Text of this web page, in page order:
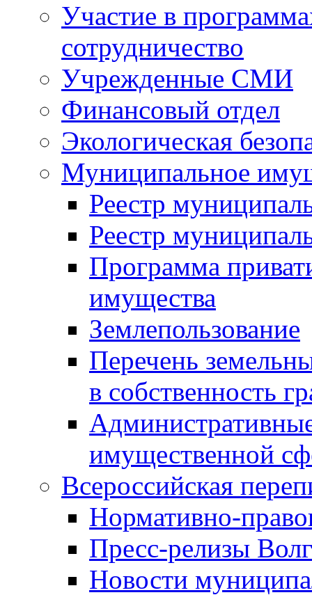
Участие в
сотрудничество
Учрежденные СМИ
Финансовый отдел
Экологическая
Муниципальное
Реестр
Реестр
Программа
имущества
Землепользование
Перечень
в собственность
имущественной
Всероссийская
Нормативно-
Пресс-релизы
Новости